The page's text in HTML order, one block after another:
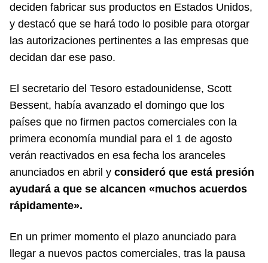
deciden fabricar sus productos en Estados Unidos,
y destacó que se hará todo lo posible para otorgar
las autorizaciones pertinentes a las empresas que
decidan dar ese paso.
El secretario del Tesoro estadounidense, Scott
Bessent, había avanzado el domingo que los
países que no firmen pactos comerciales con la
primera economía mundial para el 1 de agosto
verán reactivados en esa fecha los aranceles
anunciados en abril y consideró que está presión
ayudará a que se alcancen «muchos acuerdos
rápidamente».
En un primer momento el plazo anunciado para
llegar a nuevos pactos comerciales, tras la pausa